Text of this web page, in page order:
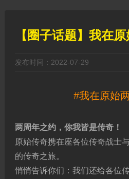
【圈子话题】我在
发布时间：2022-07-29
#我在原始
两周年之约，你我皆是传奇！
原始传奇携在座各位传奇战士
的传奇之旅。
悄悄告诉你们：我们还给各位